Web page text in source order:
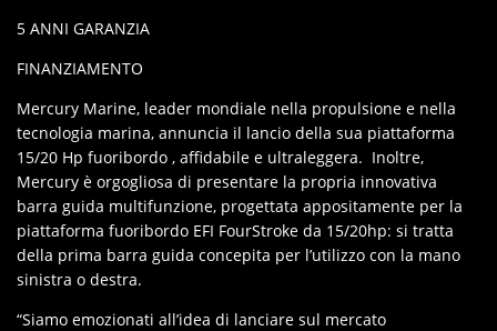
5 ANNI GARANZIA
FINANZIAMENTO
Mercury Marine, leader mondiale nella propulsione e nella
tecnologia marina, annuncia il lancio della sua piattaforma
15/20 Hp fuoribordo , affidabile e ultraleggera. Inoltre,
Mercury è orgogliosa di presentare la propria innovativa
barra guida multifunzione, progettata appositamente per la
piattaforma fuoribordo EFI FourStroke da 15/20hp: si tratta
della prima barra guida concepita per l’utilizzo con la mano
sinistra o destra.
“Siamo emozionati all’idea di lanciare sul mercato